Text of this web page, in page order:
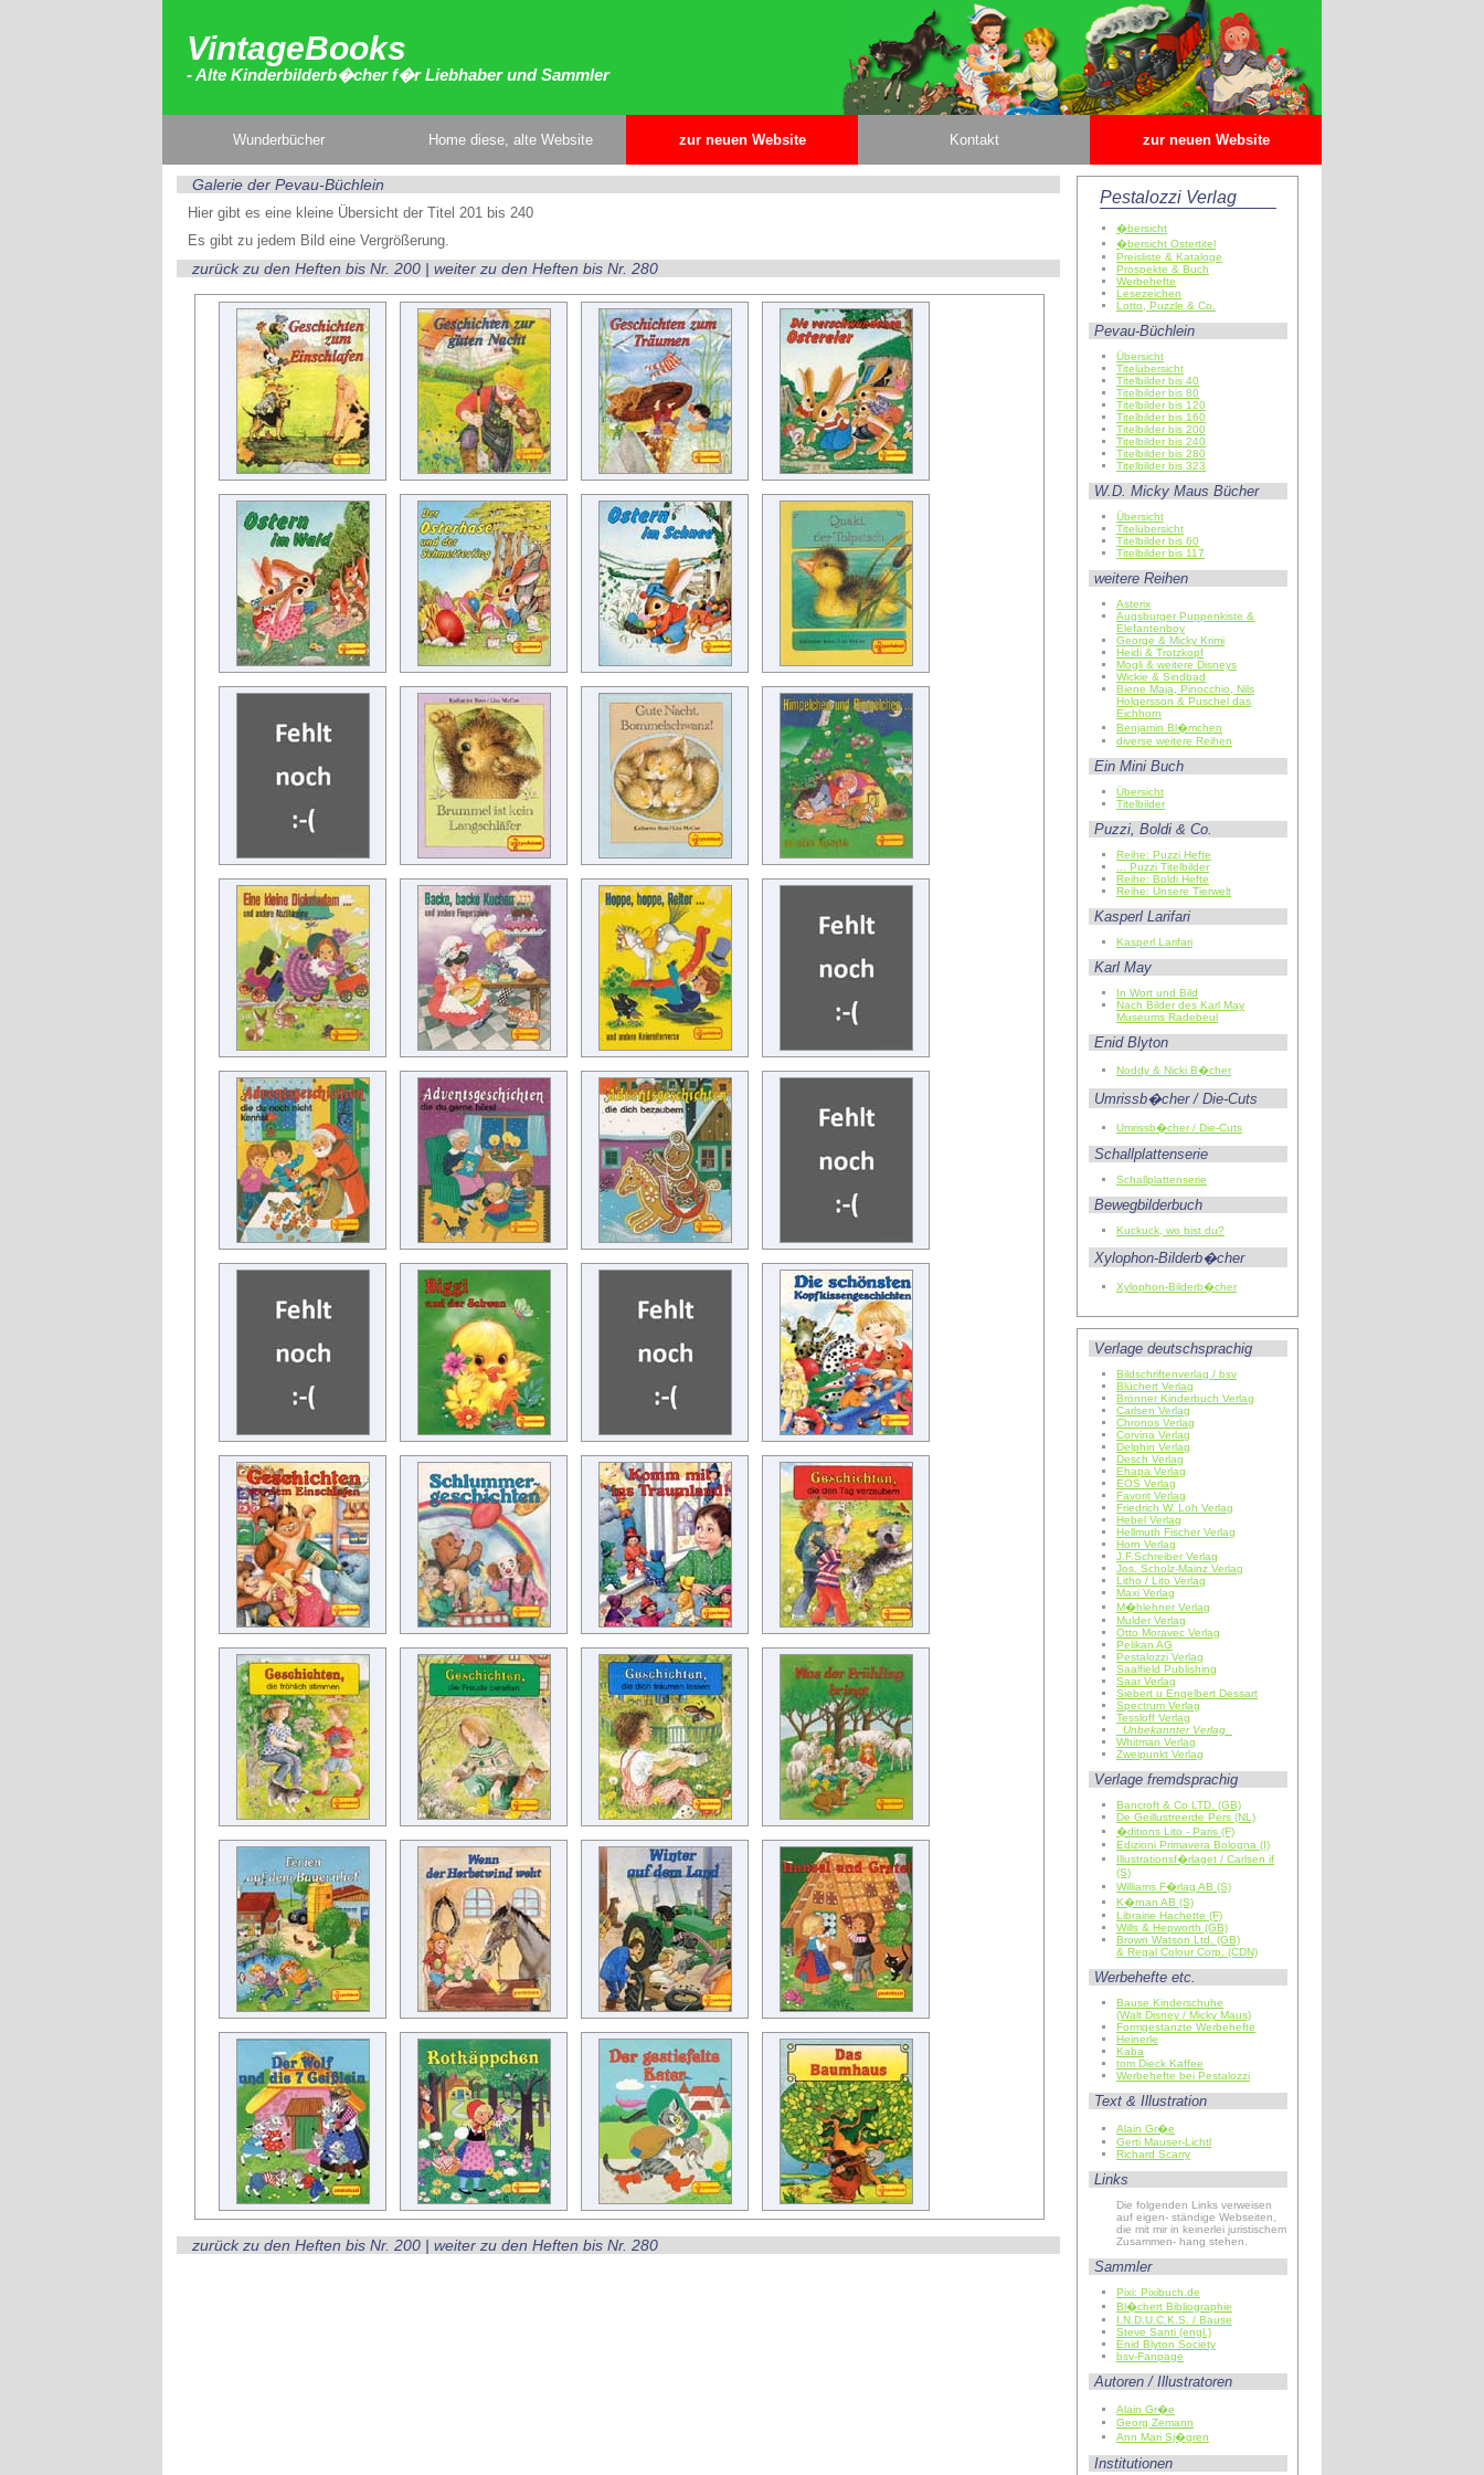
VintageBooks
- Alte Kinderbilderb�cher f�r Liebhaber und Sammler
Wunderbücher Home diese, alte Website zur neuen Website Kontakt zur neuen Website
Galerie der Pevau-Büchlein
Hier gibt es eine kleine Übersicht der Titel 201 bis 240
Es gibt zu jedem Bild eine Vergrößerung.
zurück zu den Heften bis Nr. 200 |weiter zu den Heften bis Nr. 280
zurück zu den Heften bis Nr. 200 |weiter zu den Heften bis Nr. 280
Pestalozzi Verlag
�bersicht
�bersicht Ostertitel
Preisliste & Kataloge
Prospekte & Buch
Werbehefte
Lesezeichen
Lotto, Puzzle & Co.
Pevau-Büchlein
Übersicht
Titelübersicht
Titelbilder bis 40
Titelbilder bis 80
Titelbilder bis 120
Titelbilder bis 160
Titelbilder bis 200
Titelbilder bis 240
Titelbilder bis 280
Titelbilder bis 323
W.D. Micky Maus Bücher
Übersicht
Titelübersicht
Titelbilder bis 60
Titelbilder bis 117
weitere Reihen
Asterix
Augsburger Puppenkiste &
Elefantenboy
George & Micky Krimi
Heidi & Trotzkopf
Mogli & weitere Disneys
Wickie & Sindbad
Biene Maja, Pinocchio, Nils
Holgersson & Puschel das
Eichhorn
Benjamin Bl�mchen
diverse weitere Reihen
Ein Mini Buch
Übersicht
Titelbilder
Puzzi, Boldi & Co.
Reihe: Puzzi Hefte
... Puzzi Titelbilder
Reihe: Boldi Hefte
Reihe: Unsere Tierwelt
Kasperl Larifari
Kasperl Larifari
Karl May
In Wort und Bild
Nach Bilder des Karl May
Museums Radebeul
Enid Blyton
Noddy & Nicki B�cher
Umrissb�cher / Die-Cuts
Umrissb�cher / Die-Cuts
Schallplattenserie
Schallplattenserie
Bewegbilderbuch
Kuckuck, wo bist du?
Xylophon-Bilderb�cher
Xylophon-Bilderb�cher
Verlage deutschsprachig
Bildschriftenverlag / bsv
Blüchert Verlag
Brönner Kinderbuch Verlag
Carlsen Verlag
Chronos Verlag
Corvina Verlag
Delphin Verlag
Desch Verlag
Ehapa Verlag
EOS Verlag
Favorit Verlag
Friedrich W. Loh Verlag
Hebel Verlag
Hellmuth Fischer Verlag
Horn Verlag
J.F.Schreiber Verlag
Jos. Scholz-Mainz Verlag
Litho / Lito Verlag
Maxi Verlag
M�hlehner Verlag
Mulder Verlag
Otto Moravec Verlag
Pelikan AG
Pestalozzi Verlag
Saalfield Publishing
Saar Verlag
Siebert u Engelbert Dessart
Spectrum Verlag
Tessloff Verlag
Unbekannter Verlag
Whitman Verlag
Zweipunkt Verlag
Verlage fremdsprachig
Bancroft & Co LTD. (GB)
De Geillustreerde Pers (NL)
�ditions Lito - Paris (F)
Edizioni Primavera Bologna (I)
Illustrationsf�rlaget / Carlsen if
(S)
Williams F�rlag AB (S)
K�rnan AB (S)
Librairie Hachette (F)
Wills & Hepworth (GB)
Brown Watson Ltd. (GB)
& Regal Colour Corp. (CDN)
Werbehefte etc.
Bause Kinderschuhe
(Walt Disney / Micky Maus)
Formgestanzte Werbehefte
Heinerle
Kaba
tom Dieck Kaffee
Werbehefte bei Pestalozzi
Text & Illustration
Alain Gr�e
Gerti Mauser-Lichtl
Richard Scarry
Links
Die folgenden Links verweisen
auf eigen- ständige Webseiten,
die mit mir in keinerlei juristischem
Zusammen- hang stehen.
Sammler
Pixi: Pixibuch.de
Bl�chert Bibliographie
I.N.D.U.C.K.S. / Bause
Steve Santi (engl.)
Enid Blyton Society
bsv-Fanpage
Autoren / Illustratoren
Alain Gr�e
Georg Zemann
Ann Mari Sj�gren
Institutionen